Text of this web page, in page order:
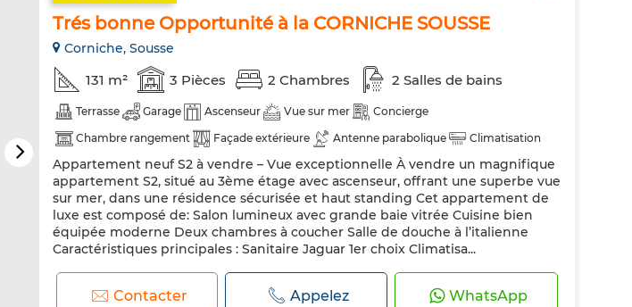
Trés bonne Opportunité à la CORNICHE SOUSSE
Corniche, Sousse
131 m² 3 Pièces 2 Chambres 2 Salles de bains
Terrasse Garage Ascenseur Vue sur mer
Concierge
Chambre rangement
Façade extérieure Antenne parabolique
Climatisation
Chauffage central
Sécurité Double vitrage Porte blindée
Cuisine équipée
Appartement neuf S2 à vendre – Vue exceptionnelle À vendre un magnifique
appartement S2, situé au 3ème étage avec ascenseur, offrant une superbe vue
sur mer, dans une résidence sécurisée et haut standing Cet appartement de
luxe est composé de: Salon lumineux avec grande baie vitrée Cuisine bien
équipée moderne Deux chambres à coucher Salle de douche à l’italienne
Caractéristiques principales : Sanitaire Jaguar 1er choix Climatisa...
Contacter Appelez WhatsApp